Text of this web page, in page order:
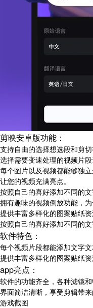
剪映安卓版功能：
支持自由的选择想选段和剪切
选择需要变速处理的视频片段
每个图片以及视频都能够独
让您的视频充满亮点。
按照自己的喜好添加不同的
拥有趣味的视频倒放功能，
提供丰富多样化的图案贴纸
按照自己的喜好添加不同的
软件特色：
每个视频片段都能添加文字文
提供丰富多样化的图案贴纸
app亮点：
软件的功能齐全，各种滤镜
界面简洁清晰，享受剪辑带来
游戏截图